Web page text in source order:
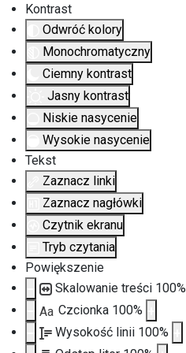
Kontrast
Odwróć kolory
Monochromatyczny
Ciemny kontrast
Jasny kontrast
Niskie nasycenie
Wysokie nasycenie
Tekst
Zaznacz linki
Zaznacz nagłówki
Czytnik ekranu
Tryb czytania
Powiększenie
Skalowanie treści 100%
Aa Czcionka 100%
Wysokość linii 100%